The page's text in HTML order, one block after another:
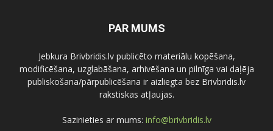
PAR MUMS
Jebkura Brivbridis.lv publicēto materiālu kopēšana,
modificēšana, uzglabāšana, arhivēšana un pilnīga vai daļēja
publiskošana/pārpublicēšana ir aizliegta bez Brivbridis.lv
rakstiskas atļaujas.
Sazinieties ar mums: info@brivbridis.lv